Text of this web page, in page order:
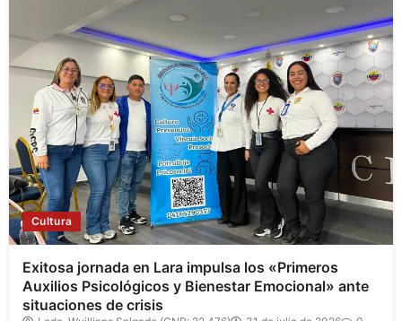
Cultura
Exitosa jornada en Lara impulsa los «Primeros
Auxilios Psicológicos y Bienestar Emocional» ante
situaciones de crisis